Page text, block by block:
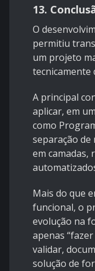
13.
O
permitiu
um projeto
tecnicamente
A principal
aplicar, em
como
separação
em camadas,
Mais do que
funcional, o
evolução na
apenas
validar,
solução de